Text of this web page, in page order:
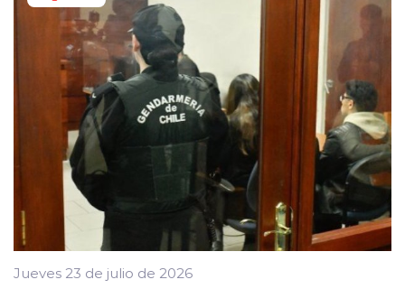
Jueves 23 de julio de 2026